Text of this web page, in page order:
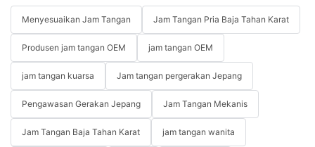
Menyesuaikan Jam Tangan Jam Tangan Pria Baja Tahan Karat
Produsen jam tangan OEM jam tangan OEM
jam tangan kuarsa Jam tangan pergerakan Jepang
Pengawasan Gerakan Jepang Jam Tangan Mekanis
Jam Tangan Baja Tahan Karat jam tangan wanita